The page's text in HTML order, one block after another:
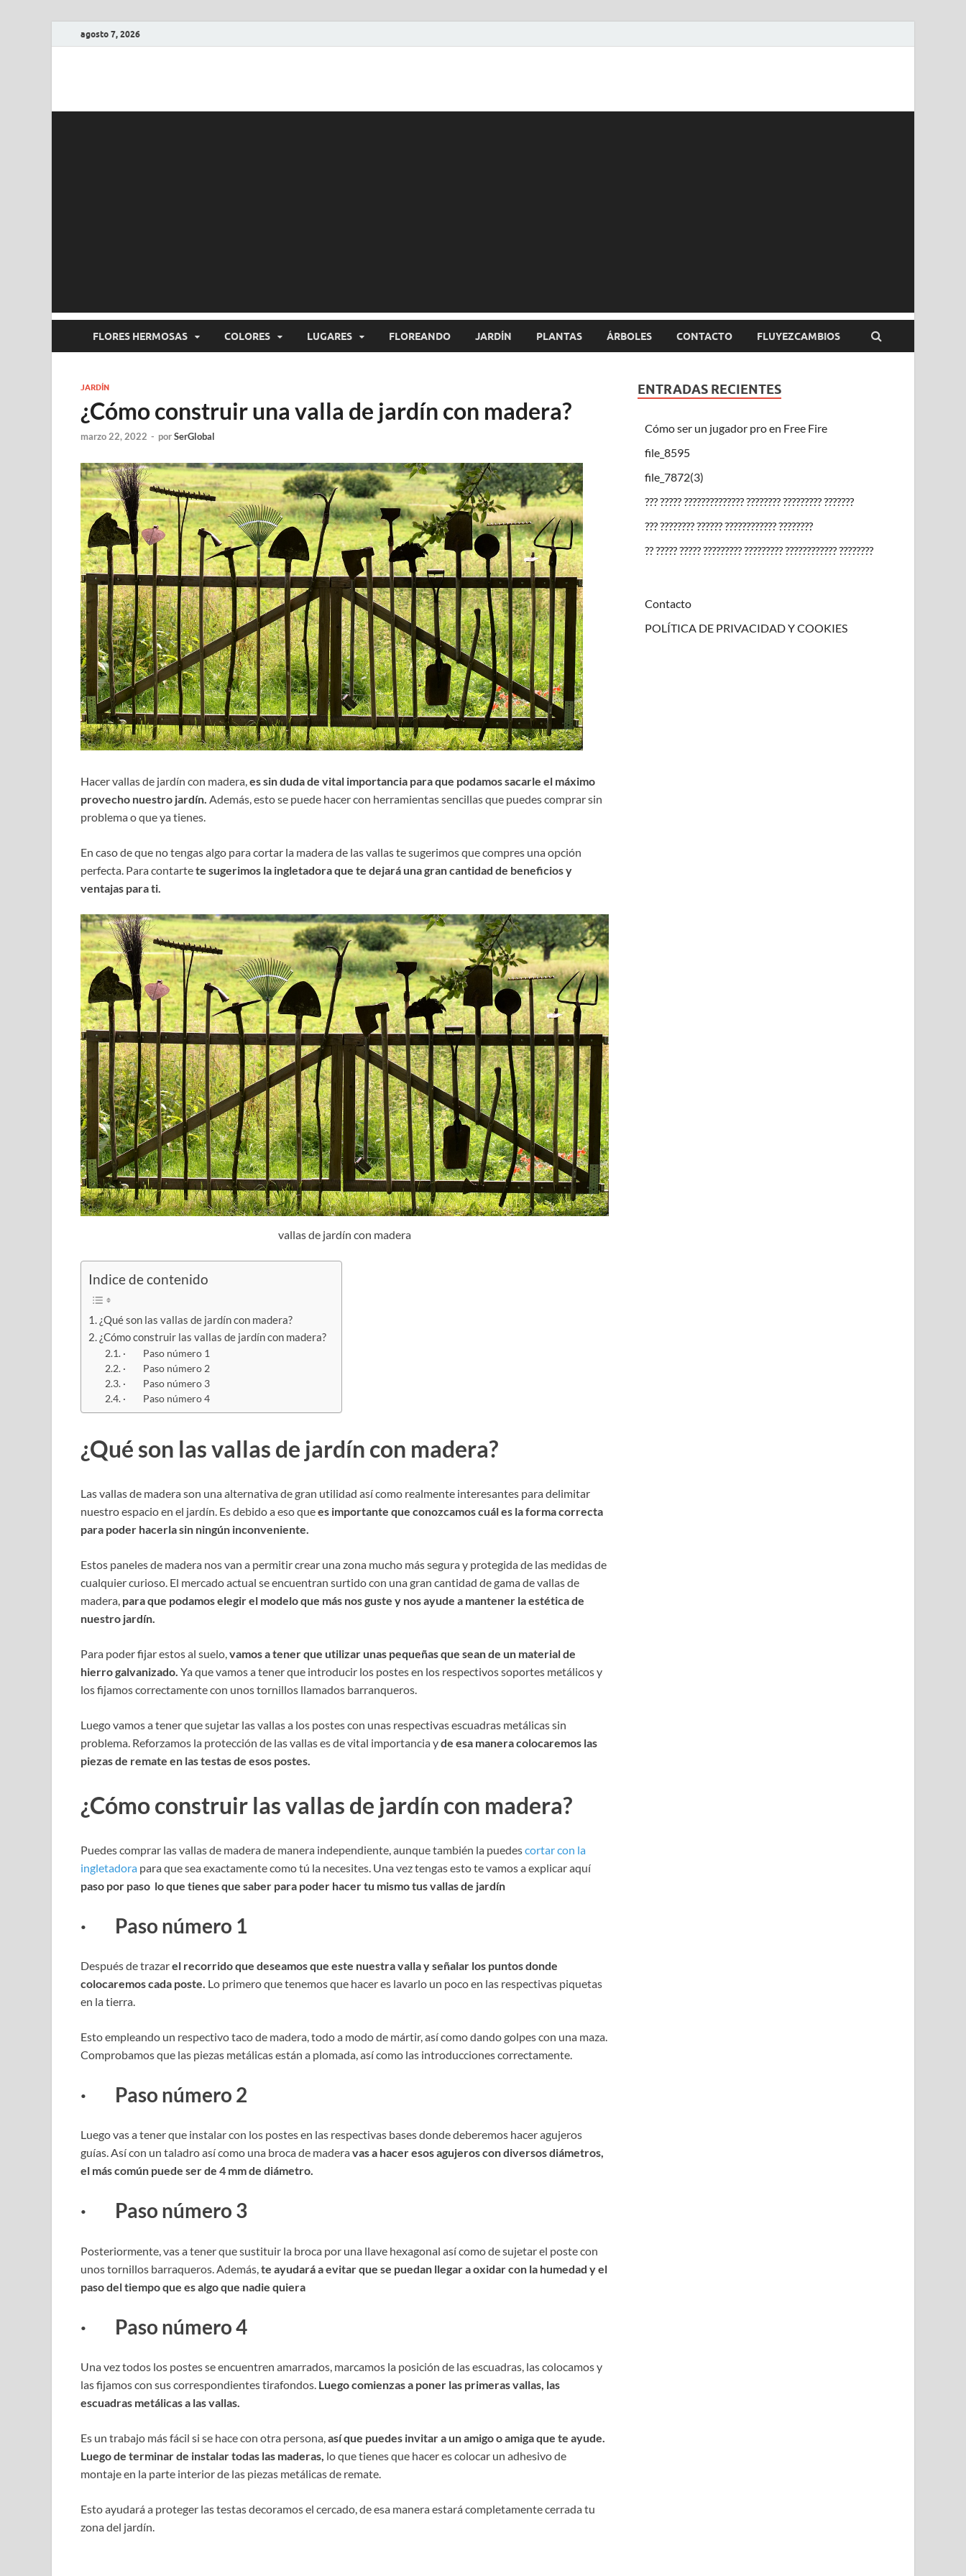
agosto 7, 2026
FLORES HERMOSAS COLORES LUGARES FLOREANDO JARDÍN PLANTAS ÁRBOLES CONTACTO FLUYEZCAMBIOS
JARDÍN
¿Cómo construir una valla de jardín con madera?
marzo 22, 2022 - porSerGlobal
Hacer vallas de jardín con madera,es sin duda de vital importancia para que podamos sacarle el máximo
provecho nuestro jardín. Además, esto se puede hacer con herramientas sencillas que puedes comprar sin
problema o que ya tienes.
En caso de que no tengas algo para cortar la madera de las vallas te sugerimos que compres una opción
perfecta. Para contartete sugerimos la ingletadora que te dejará una gran cantidad de beneficios y
ventajas para ti.
vallas de jardín con madera
Indice de contenido
¿Qué son las vallas de jardín con madera?
¿Cómo construir las vallas de jardín con madera?
· Paso número 1
· Paso número 2
· Paso número 3
· Paso número 4
¿Qué son las vallas de jardín con madera?
Las vallas de madera son una alternativa de gran utilidad así como realmente interesantes para delimitar
nuestro espacio en el jardín. Es debido a eso quees importante que conozcamos cuál es la forma correcta
para poder hacerla sin ningún inconveniente.
Estos paneles de madera nos van a permitir crear una zona mucho más segura y protegida de las medidas de
cualquier curioso. El mercado actual se encuentran surtido con una gran cantidad de gama de vallas de
madera, para que podamos elegir el modelo que más nos guste y nos ayude a mantener la estética de
nuestro jardín.
Para poder fijar estos al suelo,vamos a tener que utilizar unas pequeñas que sean de un material de
hierro galvanizado. Ya que vamos a tener que introducir los postes en los respectivos soportes metálicos y
los fijamos correctamente con unos tornillos llamados barranqueros.
Luego vamos a tener que sujetar las vallas a los postes con unas respectivas escuadras metálicas sin
problema. Reforzamos la protección de las vallas es de vital importancia yde esa manera colocaremos las
piezas de remate en las testas de esos postes.
¿Cómo construir las vallas de jardín con madera?
Puedes comprar las vallas de madera de manera independiente, aunque también la puedescortar con la
ingletadora para que sea exactamente como tú la necesites. Una vez tengas esto te vamos a explicar aquí
paso por paso lo que tienes que saber para poder hacer tu mismo tus vallas de jardín
· Paso número 1
Después de trazarel recorrido que deseamos que este nuestra valla y señalar los puntos donde
colocaremos cada poste. Lo primero que tenemos que hacer es lavarlo un poco en las respectivas piquetas
en la tierra.
Esto empleando un respectivo taco de madera, todo a modo de mártir, así como dando golpes con una maza.
Comprobamos que las piezas metálicas están a plomada, así como las introducciones correctamente.
· Paso número 2
Luego vas a tener que instalar con los postes en las respectivas bases donde deberemos hacer agujeros
guías. Así con un taladro así como una broca de maderavas a hacer esos agujeros con diversos diámetros,
el más común puede ser de 4 mm de diámetro.
· Paso número 3
Posteriormente, vas a tener que sustituir la broca por una llave hexagonal así como de sujetar el poste con
unos tornillos barraqueros. Además, te ayudará a evitar que se puedan llegar a oxidar con la humedad y el
paso del tiempo que es algo que nadie quiera
· Paso número 4
Una vez todos los postes se encuentren amarrados, marcamos la posición de las escuadras, las colocamos y
las fijamos con sus correspondientes tirafondos. Luego comienzas a poner las primeras vallas, las
escuadras metálicas a las vallas.
Es un trabajo más fácil si se hace con otra persona,así que puedes invitar a un amigo o amiga que te ayude.
Luego de terminar de instalar todas las maderas, lo que tienes que hacer es colocar un adhesivo de
montaje en la parte interior de las piezas metálicas de remate.
Esto ayudará a proteger las testas decoramos el cercado, de esa manera estará completamente cerrada tu
zona del jardín.
ENTRADAS RECIENTES
Cómo ser un jugador pro en Free Fire
file_8595
file_7872(3)
??? ????? ?????????????? ???????? ????????? ???????
??? ???????? ?????? ???????????? ????????
?? ????? ????? ????????? ????????? ???????????? ????????
Contacto
POLÍTICA DE PRIVACIDAD Y COOKIES